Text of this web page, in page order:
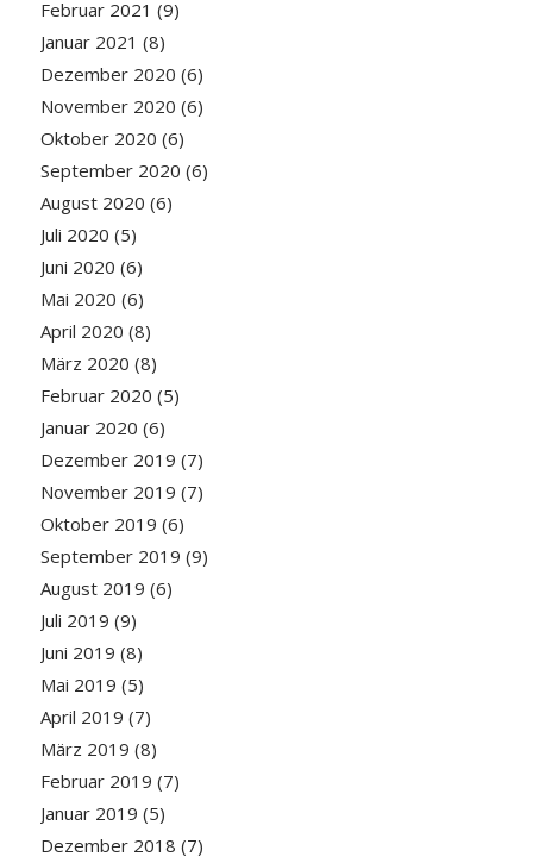
Februar 2021 (9)
Januar 2021 (8)
Dezember 2020 (6)
November 2020 (6)
Oktober 2020 (6)
September 2020 (6)
August 2020 (6)
Juli 2020 (5)
Juni 2020 (6)
Mai 2020 (6)
April 2020 (8)
März 2020 (8)
Februar 2020 (5)
Januar 2020 (6)
Dezember 2019 (7)
November 2019 (7)
Oktober 2019 (6)
September 2019 (9)
August 2019 (6)
Juli 2019 (9)
Juni 2019 (8)
Mai 2019 (5)
April 2019 (7)
März 2019 (8)
Februar 2019 (7)
Januar 2019 (5)
Dezember 2018 (7)